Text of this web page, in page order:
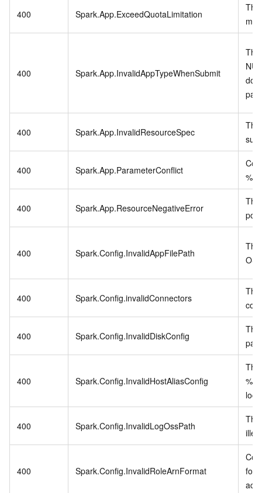
400 Spark.App.ExceedQuotaLimitation
400 Spark.App.InvalidAppTypeWhenSubmit
The
400 Spark.App.InvalidResourceSpec
400 Spark.App.ParameterConflict
%s
400 Spark.App.ResourceNegativeError
400 Spark.Config.InvalidAppFilePath
400 Spark.Config.invalidConnectors
400 Spark.Config.InvalidDiskConfig
400 Spark.Config.InvalidHostAliasConfig
%s
400 Spark.Config.InvalidLogOssPath
400 Spark.Config.InvalidRoleArnFormat